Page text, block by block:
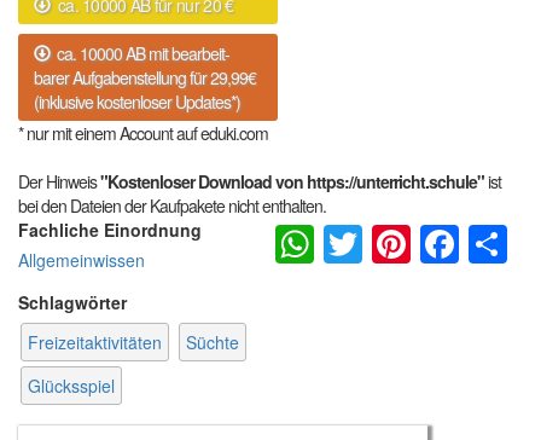
ca. 10000 AB für nur 20 €
ca. 10000 AB mit bearbeit-
barer Aufgabenstellung für 29,99€
(inklusive kostenloser Updates*)
* nur mit einem Account auf eduki.com
Der Hinweis"Kostenloser Download von https://unterricht.schule"ist
bei den Dateien der Kaufpakete nicht enthalten.
Fachliche Einordnung
Allgemeinwissen
Schlagwörter
Freizeitaktivitäten
Süchte
Glücksspiel
WhatsApp
Twitter